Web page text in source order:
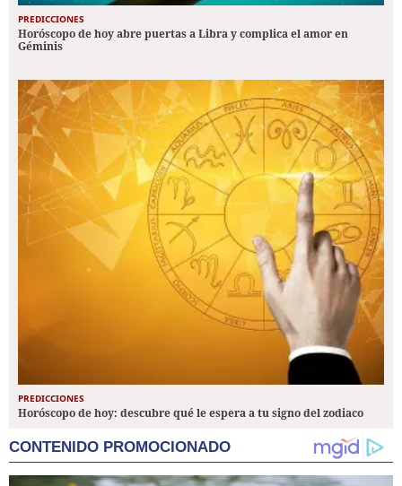
PREDICCIONES
Horóscopo de hoy abre puertas a Libra y complica el amor en
Géminis
PREDICCIONES
Horóscopo de hoy: descubre qué le espera a tu signo del zodiaco
CONTENIDO PROMOCIONADO